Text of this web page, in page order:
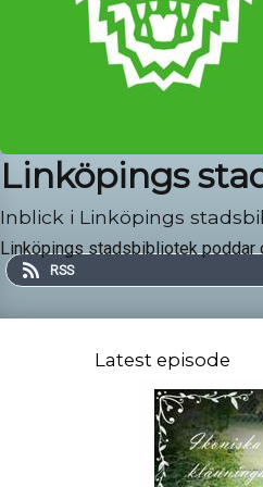
Linköpings
Inblick i Linköpings
Linköpings stadsbibliotek poddar
RSS
Latest episode